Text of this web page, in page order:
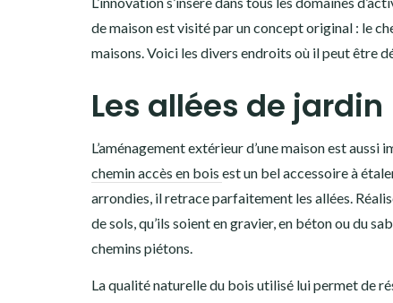
de maison est visité par un concept original : le
maisons. Voici les divers endroits où il peut être
Les allées de jardin
L’aménagement extérieur d’une maison est
chemin accès en bois est un bel accessoire à
arrondies, il retrace parfaitement les allées.
de sols, qu’ils soient en gravier, en béton ou du
chemins piétons.
La qualité naturelle du bois utilisé lui permet de